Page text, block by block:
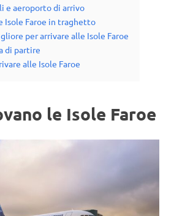
e aeroporto di arrivo
Isole Faroe in traghetto
per arrivare alle Isole Faroe
di partire
alle Isole Faroe
le Isole Faroe